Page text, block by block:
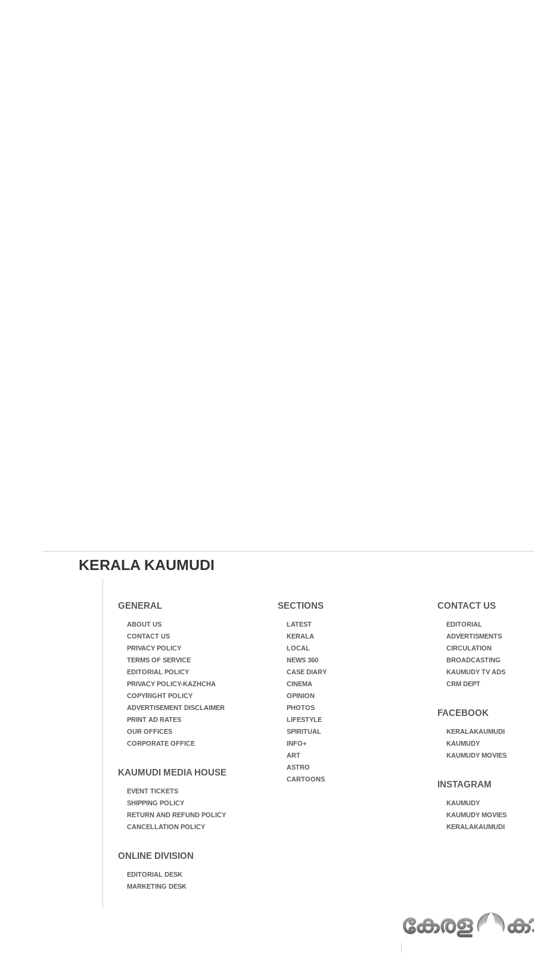
KERALA KAUMUDI
GENERAL
ABOUT US
CONTACT US
PRIVACY POLICY
TERMS OF SERVICE
EDITORIAL POLICY
PRIVACY POLICY-KAZHCHA
COPYRIGHT POLICY
ADVERTISEMENT DISCLAIMER
PRINT AD RATES
OUR OFFICES
CORPORATE OFFICE
KAUMUDI MEDIA HOUSE
EVENT TICKETS
SHIPPING POLICY
RETURN AND REFUND POLICY
CANCELLATION POLICY
ONLINE DIVISION
EDITORIAL DESK
MARKETING DESK
SECTIONS
LATEST
KERALA
LOCAL
NEWS 360
CASE DIARY
CINEMA
OPINION
PHOTOS
LIFESTYLE
SPIRITUAL
INFO+
ART
ASTRO
CARTOONS
CONTACT US
EDITORIAL
ADVERTISMENTS
CIRCULATION
BROADCASTING
KAUMUDY TV ADS
CRM DEPT
FACEBOOK
KERALAKAUMUDI
KAUMUDY
KAUMUDY MOVIES
INSTAGRAM
KAUMUDY
KAUMUDY MOVIES
KERALAKAUMUDI